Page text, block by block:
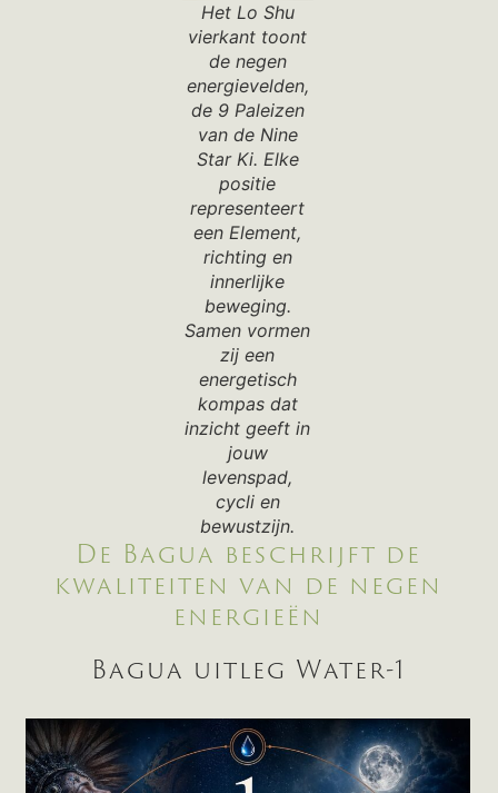
Het Lo Shu
vierkant toont
de negen
energievelden,
de 9 Paleizen
van de Nine
Star Ki. Elke
positie
representeert
een Element,
richting en
innerlijke
beweging.
Samen vormen
zij een
energetisch
kompas dat
inzicht geeft in
jouw
levenspad,
cycli en
bewustzijn.
De Bagua beschrijft de
kwaliteiten van de negen
energieën
Bagua uitleg Water-1